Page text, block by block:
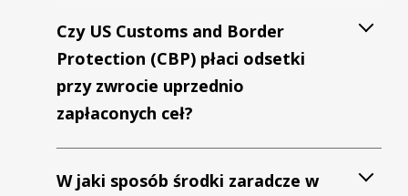
Czy US Customs and Border
Protection (CBP) płaci odsetki
przy zwrocie uprzednio
zapłaconych ceł?
W jaki sposób środki zaradcze w